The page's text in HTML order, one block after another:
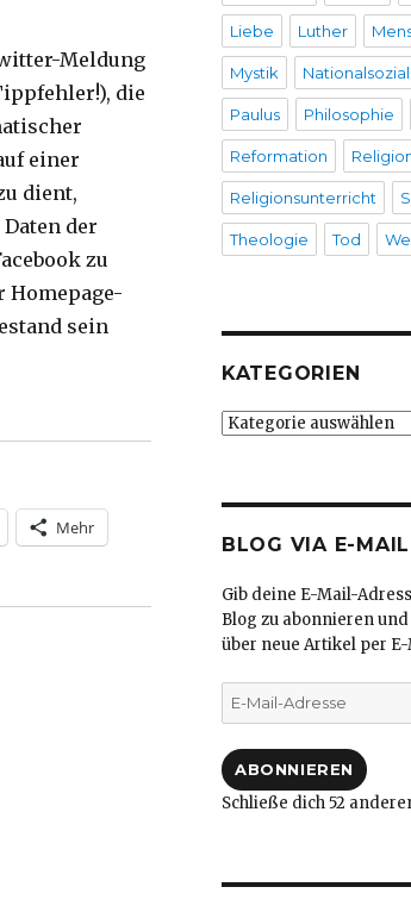
Meldung
die
einer
dient,
der
zu
Homepage-
sein
Rezension von Christoph Fleischer,
Mehr
Liebe Luther
Mystik
Paulus Philosophie
Reformation
Religionsunterricht
Theologie Tod
KATEGORIEN
Kategorien
BLOG VIA E-
Gib deine E-Mail-
Blog zu abonnieren
über neue Artikel per
E-
Mail-
ABONNIEREN
Schließe dich 52